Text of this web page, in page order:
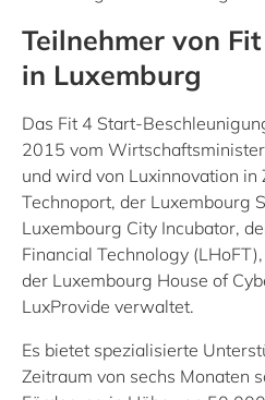
Teilnehmer von
in Luxemburg
Das Fit 4 Start-
2015 vom
und wird von Luxinnovation
Technoport, der Luxembourg
Luxembourg City Incubator,
Financial Technology
der Luxembourg House of
LuxProvide verwaltet.
Es bietet spezialisierte
Zeitraum von sechs Monaten